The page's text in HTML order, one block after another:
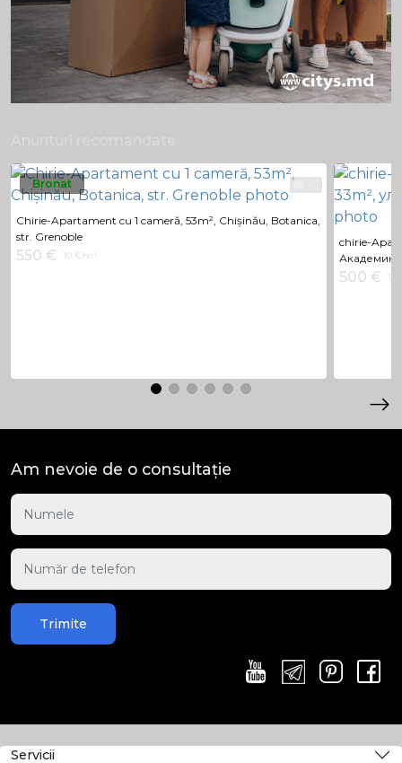
Bronat
Chirie-Apartament cu 1 cameră, 53m², Chișinău, Botanica,
str. Grenoble
550 € 10 €/m²
chirie-
500 € 15
Am nevoie de o consultație
Trimite
Servicii